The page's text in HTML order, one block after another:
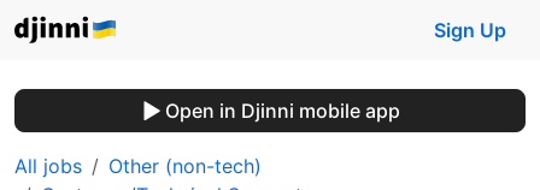
Sign Up
Open in Djinni mobile app
All jobs
Other (non-tech)